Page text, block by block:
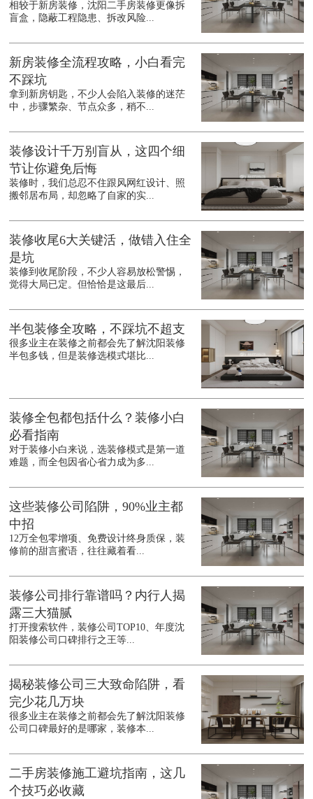
相较于新房装修，沈阳二手房装修更像拆
盲盒，隐蔽工程隐患、拆改风险...
新房装修全流程攻略，小白看完
不踩坑
拿到新房钥匙，不少人会陷入装修的迷茫
中，步骤繁杂、节点众多，稍不...
装修设计千万别盲从，这四个细
节让你避免后悔
装修时，我们总忍不住跟风网红设计、照
搬邻居布局，却忽略了自家的实...
装修收尾6大关键活，做错入住全
是坑
装修到收尾阶段，不少人容易放松警惕，
觉得大局已定。但恰恰是这最后...
半包装修全攻略，不踩坑不超支
很多业主在装修之前都会先了解沈阳装修
半包多钱，但是装修选模式堪比...
装修全包都包括什么？装修小白
必看指南
对于装修小白来说，选装修模式是第一道
难题，而全包因省心省力成为多...
这些装修公司陷阱，90%业主都
中招
12万全包零增项、免费设计终身质保，装
修前的甜言蜜语，往往藏着看...
装修公司排行靠谱吗？内行人揭
露三大猫腻
打开搜索软件，装修公司TOP10、年度沈
阳装修公司口碑排行之王等...
揭秘装修公司三大致命陷阱，看
完少花几万块
很多业主在装修之前都会先了解沈阳装修
公司口碑最好的是哪家，装修本...
二手房装修施工避坑指南，这几
个技巧必收藏